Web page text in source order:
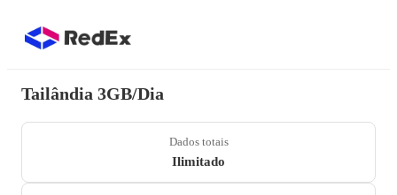
Tailândia 3GB/Dia
Dados totais
Ilimitado